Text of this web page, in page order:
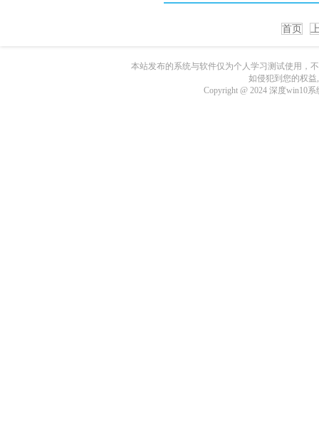
首页
本站发布的系统与软件仅为个人学习测试使用，
如侵犯到您的权
Copyright @ 2024 深度win10